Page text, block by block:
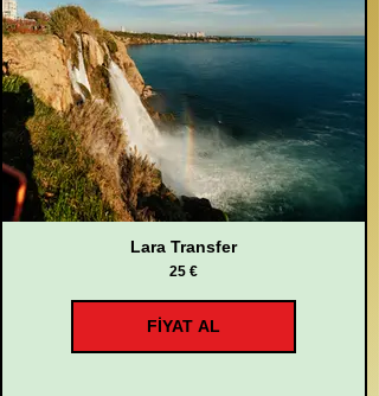
Lara Transfer
25 €
FİYAT AL